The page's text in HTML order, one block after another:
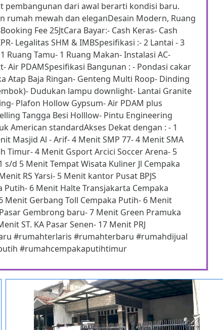
pembangunan dari awal berarti kondisi baru.
rumah mewah dan eleganDesain Modern, Ruang
Fee 25JtCara Bayar:- Cash Keras- Cash
Legalitas SHM & IMBSpesifikasi :- 2 Lantai - 3
Tamu- 1 Ruang Makan- Instalasi AC-
Air PDAMSpesifikasi Bangunan : - Pondasi cakar
Atap Baja Ringan- Genteng Multi Roop- Dinding
Dudukan lampu downlight- Lantai Granite
Plafon Hollow Gypsum- Air PDAM plus
Tangga Besi Holllow- Pintu Engineering
American standardAkses Dekat dengan : - 1
Masjid Al - Arif- 4 Menit SMP 77- 4 Menit SMA
Timur- 4 Menit Gsport Arcici Soccer Arena- 5
d 5 Menit Tempat Wisata Kuliner Jl Cempaka
RS Yarsi- 5 Menit kantor Pusat BPJS
Putih- 6 Menit Halte Transjakarta Cempaka
Gerbang Toll Cempaka Putih- 6 Menit
Gembrong baru- 7 Menit Green Pramuka
ST. KA Pasar Senen- 17 Menit PRJ
#rumahterlaris #rumahterbaru #rumahdijual
#rumahcempakaputihtimur